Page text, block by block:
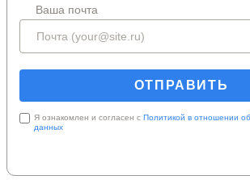
Ваша почта
Я ознакомлен и согласен с Политикой в отношении
данных